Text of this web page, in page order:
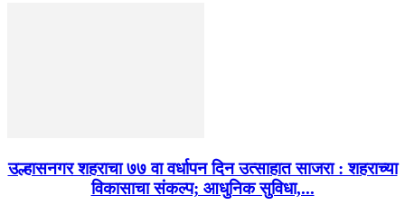
उल्हासनगर शहराचा ७७ वा वर्धापन दिन उत्साहात साजरा : शहराच्या
विकासाचा संकल्प; आधुनिक सुविधा,...